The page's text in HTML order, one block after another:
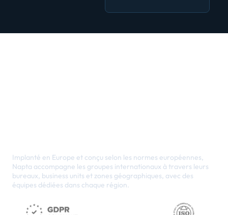
Implanté en Europe et conçu selon les normes européennes,
Napta accompagne les groupes internationaux à travers leurs
bureaux, business units et zones géographiques, avec des
équipes dédiées dans chaque région.